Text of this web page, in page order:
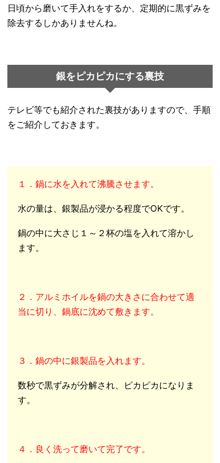
日頃から磨いて手入れをするか、定期的に黒ずみを
除去するしかありませんね。
銀をピカピカにする裏技
テレビ等でも紹介された裏技がありますので、手順
をご紹介しておきます。
１．鍋に水を入れて沸騰させます。
水の量は、銀製品が浸かる程度でOKです。
鍋の中に大さじ１～２杯の塩を入れて溶かし
ます。
２．アルミホイルを鍋の大きさに合わせて適
当に切り、鍋底に沈めて敷きます。
３．鍋の中に銀製品を入れます。
数秒で黒ずみが分解され、ピカピカになりま
す。
４．良く洗って磨いて完了です。